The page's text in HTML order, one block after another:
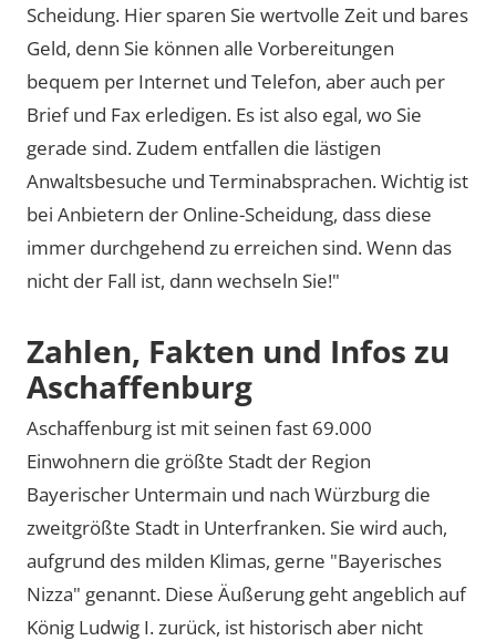
Scheidung. Hier sparen Sie wertvolle Zeit und bares
Geld, denn Sie können alle Vorbereitungen
bequem per Internet und Telefon, aber auch per
Brief und Fax erledigen. Es ist also egal, wo Sie
gerade sind. Zudem entfallen die lästigen
Anwaltsbesuche und Terminabsprachen. Wichtig ist
bei Anbietern der Online-Scheidung, dass diese
immer durchgehend zu erreichen sind. Wenn das
nicht der Fall ist, dann wechseln Sie!"
Zahlen, Fakten und Infos zu
Aschaffenburg
Aschaffenburg ist mit seinen fast 69.000
Einwohnern die größte Stadt der Region
Bayerischer Untermain und nach Würzburg die
zweitgrößte Stadt in Unterfranken. Sie wird auch,
aufgrund des milden Klimas, gerne Bayerisches
Nizza genannt. Diese Äußerung geht angeblich auf
König Ludwig I. zurück, ist historisch aber nicht